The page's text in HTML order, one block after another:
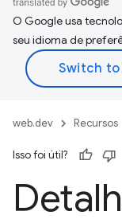
O Google usa
seu idioma de
web.dev Recursos
Isso foi útil?